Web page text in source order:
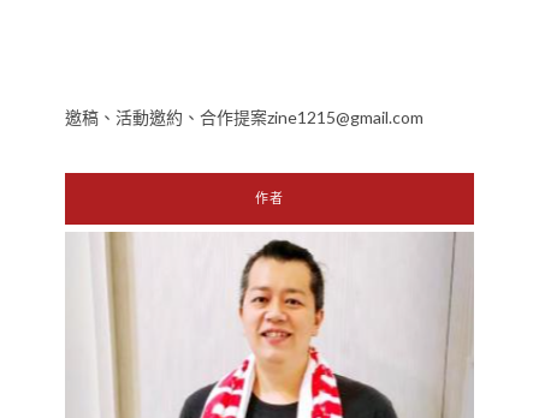
邀稿、活動邀約、合作提案zine1215@gmail.com
作者